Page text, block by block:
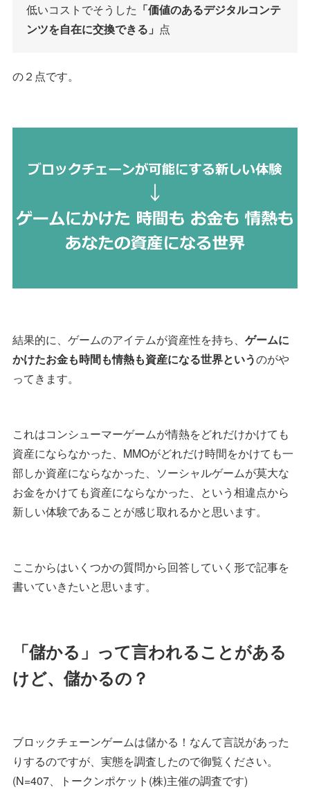
低いコストでそうした 「価値のあるデジタルコンテ
ンツを自在に交換できる」 点
の２点です。
結果的に、ゲームのアイテムが資産性を持ち、 ゲームに
かけたお金も時間も情熱も資産になる世界というのがや
ってきます。
これはコンシューマーゲームが情熱をどれだけかけても
資産にならなかった、MMOがどれだけ時間をかけても一
部しか資産にならなかった、ソーシャルゲームが莫大な
お金をかけても資産にならなかった、という相違点から
新しい体験であることが感じ取れるかと思います。
ここからはいくつかの質問から回答していく形で記事を
書いていきたいと思います。
「儲かる」って言われることがある
けど、儲かるの？
ブロックチェーンゲームは儲かる！なんて言説があった
りするのですが、実態を調査したので御覧ください。
(N=407、トークンポケット(株)主催の調査です)